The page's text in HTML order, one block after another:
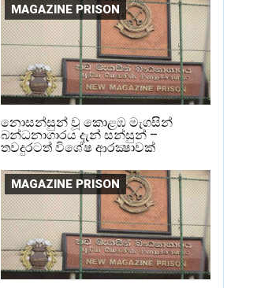
MAGAZINE PRISON
නොසන්සුන් වූ කොළඹ මැගසින්
බන්ධනාගාරය දැන් සන්සුන් –
තවදුරටත් විශේෂ ආරක්‍ෂාවක්
MAGAZINE PRISON